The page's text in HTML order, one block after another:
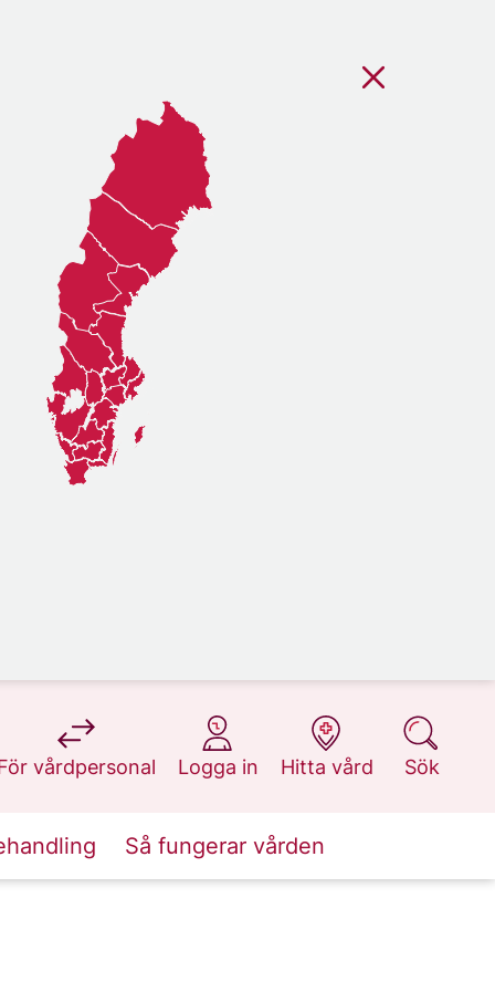
vårdpersonal
på 1177.se
Logga in
på 1177.se
Hitta vård
på 1177.se
Sök
på 1177.se
Så fungerar vården